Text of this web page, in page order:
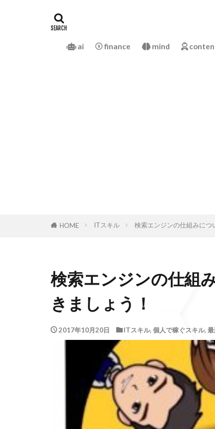
ai finance mind
HOME ITスキル 検索エンジンの仕組みにつ
検索エンジンの仕組
きましょう！
2017年10月20日 ITスキル, 個人で稼ぐスキル,